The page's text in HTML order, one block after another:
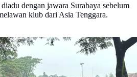
dengan jawara Surabaya sebelum
klub dari Asia Tenggara.